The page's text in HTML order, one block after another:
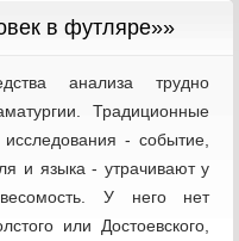
в футляре»»
анализа трудно
Традиционные
исследования - событие,
и языка - утрачивают у
У него нет
или Достоевского,